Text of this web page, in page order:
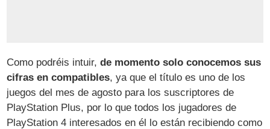
Como podréis intuir,de momento solo conocemos sus
cifras en compatibles, ya que el título es uno de los
juegos del mes de agosto para los suscriptores de
PlayStation Plus, por lo que todos los jugadores de
PlayStation 4 interesados en él lo están recibiendo como